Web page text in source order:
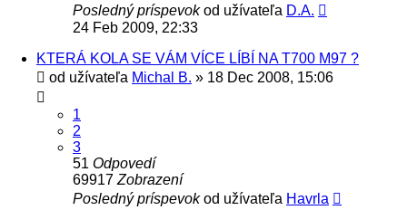
Posledný príspevokod užívateľa D.A.
24 Feb 2009, 22:33
KTERÁ KOLA SE VÁM VÍCE LÍBÍ NA T700 M97 ?
od užívateľa Michal B. » 18 Dec 2008, 15:06
1
2
3
51 Odpovedí
69917 Zobrazení
Posledný príspevokod užívateľa Havrla